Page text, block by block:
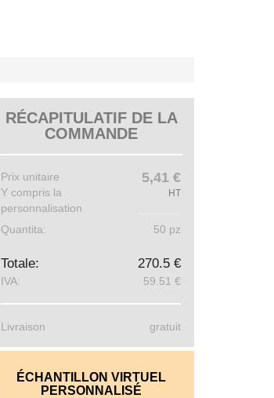
RÉCAPITULATIF DE LA
COMMANDE
Prix ​​unitaire
Y compris la
personnalisation
5,41 €
HT
Quantita: 50 pz
Totale: 270.5 €
IVA: 59.51 €
Livraison gratuit
ÉCHANTILLON VIRTUEL
PERSONNALISÉ